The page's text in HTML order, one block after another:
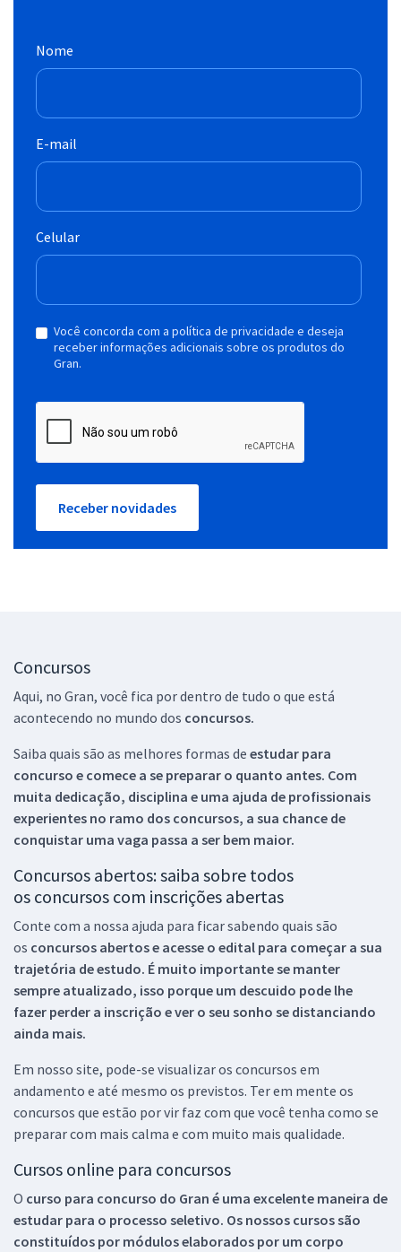
Nome
E-mail
Celular
Você concorda com a política de privacidade e deseja
receber informações adicionais sobre os produtos do
Gran.
Receber novidades
Concursos
Aqui, no Gran, você fica por dentro de tudo o que está
acontecendo no mundo dos concursos.
Saiba quais são as melhores formas de estudar para
concurso e comece a se preparar o quanto antes. Com
muita dedicação, disciplina e uma ajuda de profissionais
experientes no ramo dos concursos, a sua chance de
conquistar uma vaga passa a ser bem maior.
Concursos abertos: saiba sobre todos
os concursos com inscrições abertas
Conte com a nossa ajuda para ficar sabendo quais são
os concursos abertos e acesse o edital para começar a sua
trajetória de estudo. É muito importante se manter
sempre atualizado, isso porque um descuido pode lhe
fazer perder a inscrição e ver o seu sonho se distanciando
ainda mais.
Em nosso site, pode-se visualizar os concursos em
andamento e até mesmo os previstos. Ter em mente os
concursos que estão por vir faz com que você tenha como se
preparar com mais calma e com muito mais qualidade.
Cursos online para concursos
O curso para concurso do Gran é uma excelente maneira de
estudar para o processo seletivo. Os nossos cursos são
constituídos por módulos elaborados por um corpo